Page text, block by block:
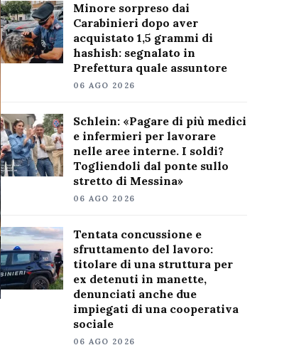
Minore sorpreso dai
Carabinieri dopo aver
acquistato 1,5 grammi di
hashish: segnalato in
Prefettura quale assuntore
06 AGO 2026
Schlein: «Pagare di più medici
e infermieri per lavorare
nelle aree interne. I soldi?
Togliendoli dal ponte sullo
stretto di Messina»
06 AGO 2026
Tentata concussione e
sfruttamento del lavoro:
titolare di una struttura per
ex detenuti in manette,
denunciati anche due
impiegati di una cooperativa
sociale
06 AGO 2026